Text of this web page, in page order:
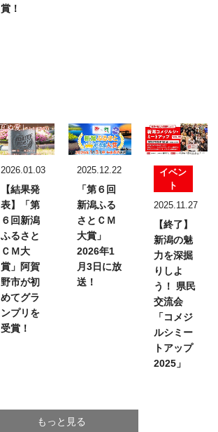
賞！
2026.01.03
【結果発
表】
「第
６回新潟
ふるさと
ＣＭ大
賞」 阿賀
野市が初
めてグラ
ンプリを
受賞！
2025.12.22
「第６回
新潟ふる
さとＣＭ
大賞」
2026年1
月3日に放
送！
イベン
ト
2025.11.27
【終了】
新潟の魅
力を深掘
りしよ
う！
県民
交流会
「コメジ
ルシミー
トアップ
2025」
もっと見る